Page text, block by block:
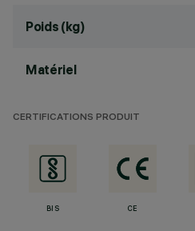
Poids (kg)
Matériel
CERTIFICATIONS PRODUIT
BIS CE